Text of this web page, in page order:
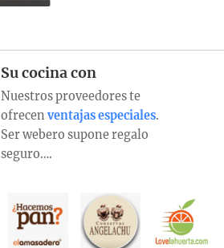
Su cocina con
Nuestros proveedores te
ofrecen ventajas especiales.
Ser webero supone regalo
seguro….